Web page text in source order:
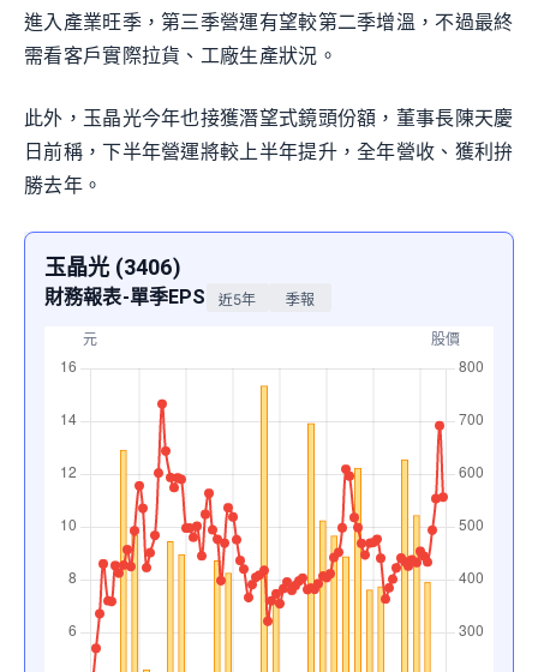
進入產業旺季，第三季營運有望較第二季增溫，不過最終
需看客戶實際拉貨、工廠生產狀況。
此外，玉晶光今年也接獲潛望式鏡頭份額，董事長陳天慶
日前稱，下半年營運將較上半年提升，全年營收、獲利拚
勝去年。